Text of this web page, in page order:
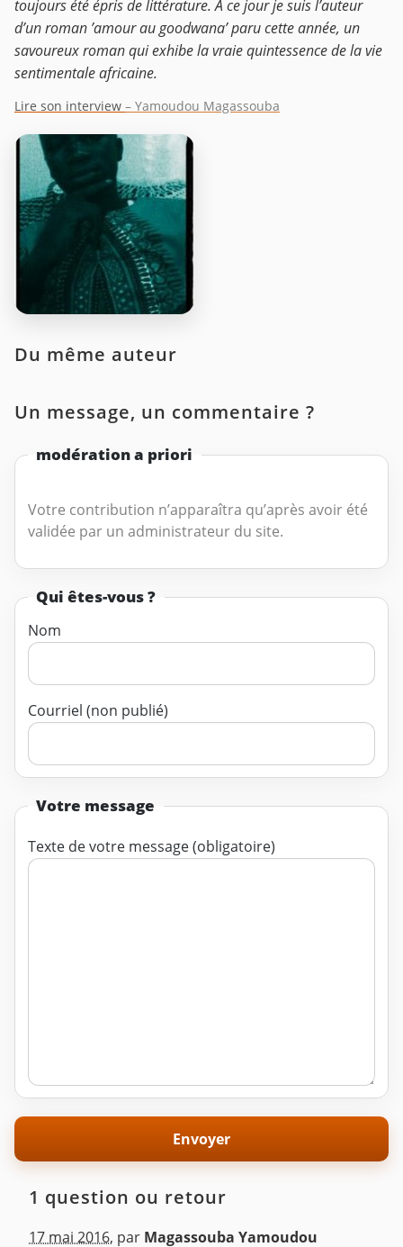
toujours été épris de littérature. A ce jour je suis l’auteur
d’un roman ’amour au goodwana’ paru cette année, un
savoureux roman qui exhibe la vraie quintessence de la vie
sentimentale africaine.
Lire son interview – Yamoudou Magassouba
Du même auteur
Un message, un commentaire ?
modération a priori
Votre contribution n’apparaîtra qu’après avoir été
validée par un administrateur du site.
Qui êtes-vous ?
Nom
Courriel (non publié)
Votre message
Texte de votre message (obligatoire)
1 question ou retour
17 mai 2016, par Magassouba Yamoudou